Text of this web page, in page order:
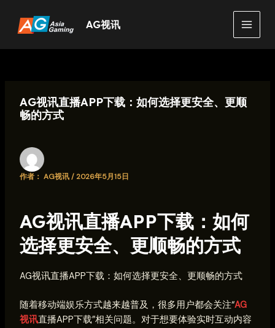
容
AG视讯
MAIN
AG视讯直播APP下载：如何选择更安全、更顺
畅的方式
作者： AG视讯/ 2026年5月15日
AG视讯直播APP下载：如何
选择更安全、更顺畅的方式
AG视讯直播APP下载：如何选择更安全、更顺畅的方式
随着移动端娱乐方式越来越普及，很多用户都会关注“AG
视讯直播APP下载”相关问题。对于想要体验实时互动内容